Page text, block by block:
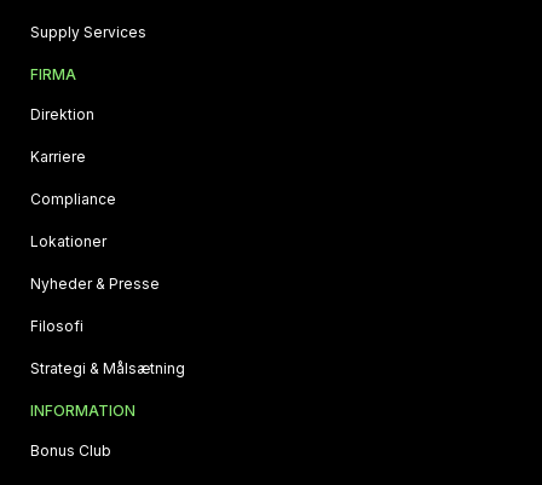
Supply Services
FIRMA
Direktion
Karriere
Compliance
Lokationer
Nyheder & Presse
Filosofi
Strategi & Målsætning
INFORMATION
Bonus Club